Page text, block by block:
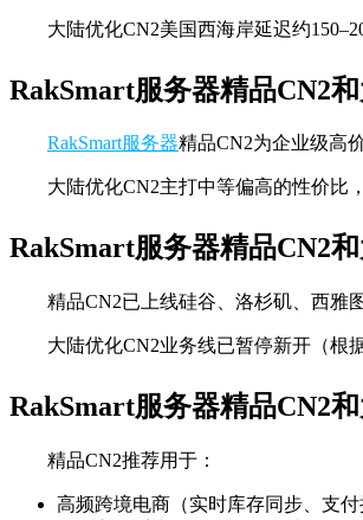
大陆优化CN2美国西海岸延迟约
RakSmart服务器精品CN2
RakSmart服务器精品CN2为企业级高
大陆优化CN2主打中等偏高的性价比
RakSmart服务器精品CN2
精品CN2已上线硅谷、洛杉矶、西雅
大陆优化CN2业务线已暂停新开（根
RakSmart服务器精品CN2
精品CN2推荐用于：
高频跨境电商（实时库存同步、支付